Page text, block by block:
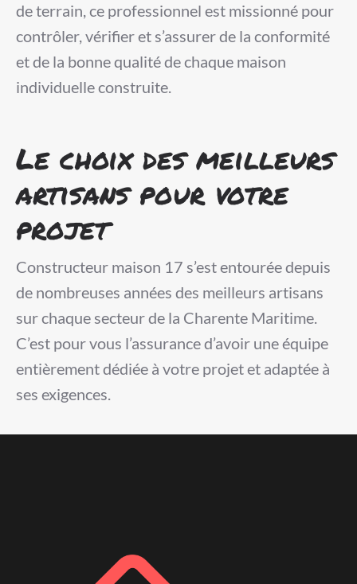
de terrain, ce professionnel est missionné pour
contrôler, vérifier et s’assurer de la conformité
et de la bonne qualité de chaque maison
individuelle construite.
Le choix des meilleurs
artisans pour votre
projet
Constructeur maison 17 s’est entourée depuis
de nombreuses années des meilleurs artisans
sur chaque secteur de la Charente Maritime.
C’est pour vous l’assurance d’avoir une équipe
entièrement dédiée à votre projet et adaptée à
ses exigences.